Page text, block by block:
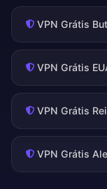
VPN Grátis
VPN Grátis
VPN Grátis
VPN Grátis